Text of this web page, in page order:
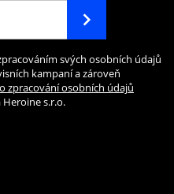
svých osobních údajů
kampaní a zároveň
zpracování osobních údajů
s.r.o.